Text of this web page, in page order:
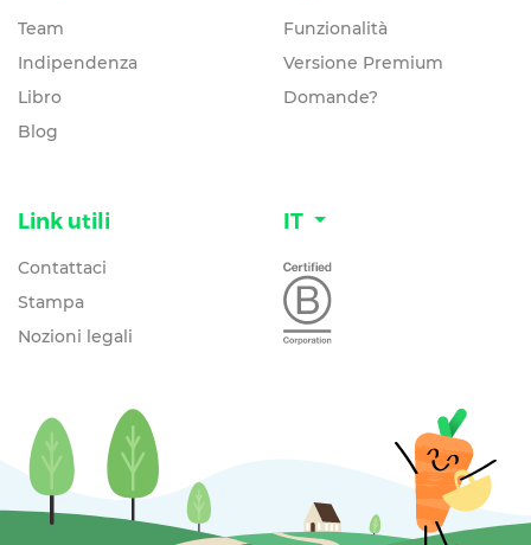
Team
Indipendenza
Libro
Blog
Funzionalità
Versione Premium
Domande?
Link utili
Contattaci
Stampa
Nozioni legali
IT